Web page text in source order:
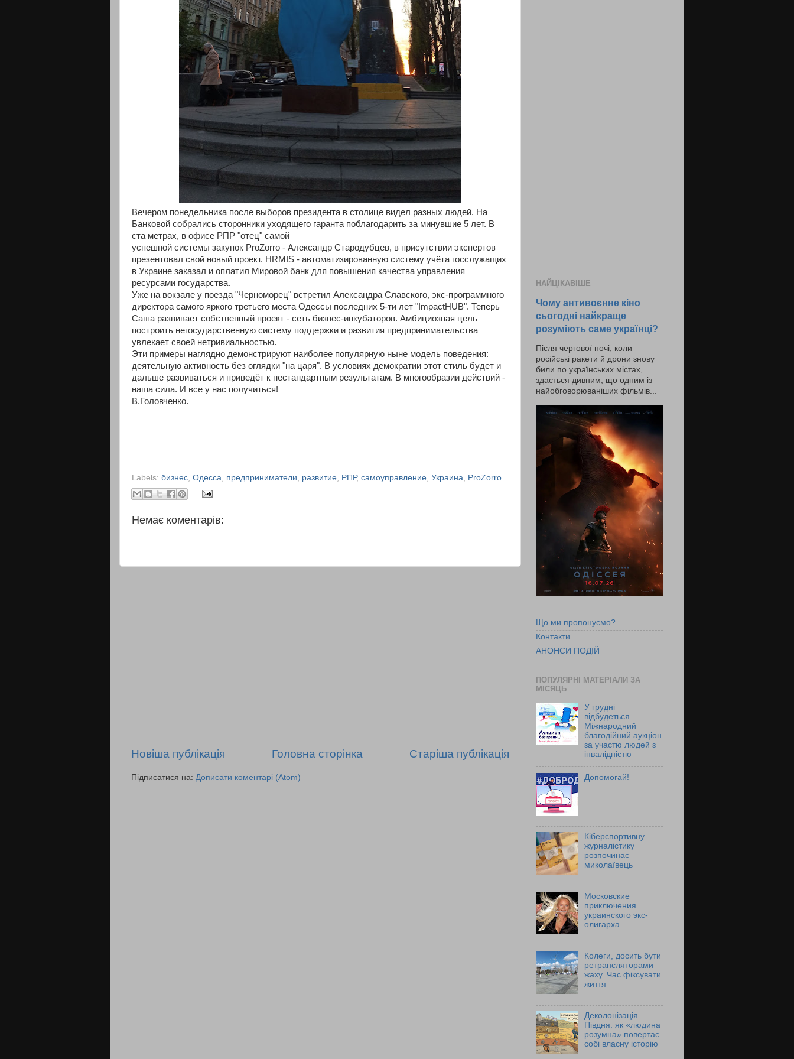
Вечером понедельника после выборов президента в столице видел разных людей. На
Банковой собрались сторонники уходящего гаранта поблагодарить за минувшие 5 лет. В
ста метрах, в офисе РПР "отец" самой
успешной системы закупок ProZorro - Александр Стародубцев, в присутствии экспертов
презентовал свой новый проект. HRMIS - автоматизированную систему учёта госслужащих
в Украине заказал и оплатил Мировой банк для повышения качества управления
ресурсами государства.
Уже на вокзале у поезда "Черноморец" встретил Александра Славского, экс-программного
директора самого яркого третьего места Одессы последних 5-ти лет "ImpactHUB". Теперь
Саша развивает собственный проект - сеть бизнес-инкубаторов. Амбициозная цель
построить негосударственную систему поддержки и развития предпринимательства
увлекает своей нетривиальностью.
Эти примеры наглядно демонстрируют наиболее популярную ныне модель поведения:
деятельную активность без оглядки "на царя". В условиях демократии этот стиль будет и
дальше развиваться и приведёт к нестандартным результатам. В многообразии действий -
наша сила. И все у нас получиться!
В.Головченко.
Labels: бизнес, Одесса, предприниматели, развитие, РПР, самоуправление, Украина, ProZorro
Немає коментарів:
Новіша публікація Старіша публікація
Головна сторінка
Підписатися на: Дописати коментарі (Atom)
НАЙЦІКАВІШЕ
Чому антивоєнне кіно
сьогодні найкраще
розуміють саме українці?
Після чергової ночі, коли
російські ракети й дрони знову
били по українських містах,
здається дивним, що одним із
найобговорюваніших фільмів...
Що ми пропонуємо?
Контакти
АНОНСИ ПОДІЙ
ПОПУЛЯРНІ МАТЕРІАЛИ ЗА
МІСЯЦЬ
У грудні
відбудеться
Міжнародний
благодійний аукціон
за участю людей з
інвалідністю
Допомогай!
Кіберспортивну
журналістику
розпочинає
миколаївець
Московские
приключения
украинского экс-
олигарха
Колеги, досить бути
ретрансляторами
жаху. Час фіксувати
життя
Деколонізація
Півдня: як «людина
розумна» повертає
собі власну історію